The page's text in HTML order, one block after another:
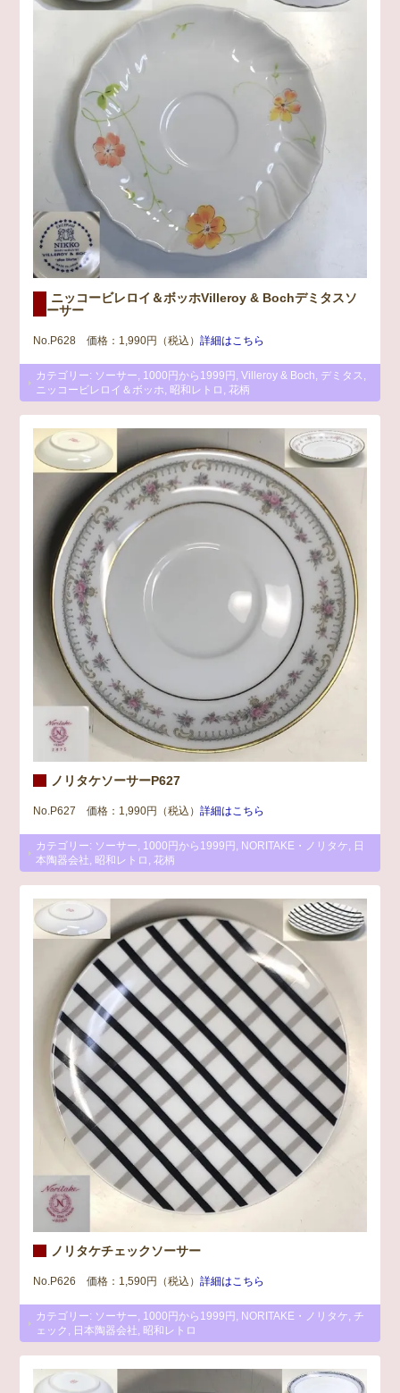
ニッコービレロイ＆ボッホVilleroy & Bochデミタスソ
ーサー
No.P628 価格：1,990円（税込）詳細はこちら
カテゴリー: ソーサー 1000円から1999円 ,Villeroy & Boch デミタス
ニッコービレロイ＆ボッホ
昭和レトロ ,花柄
ノリタケソーサーP627
No.P627 価格：1,990円（税込）詳細はこちら
カテゴリー: ソーサー 1000円から1999円 NORITAKE・ノリタケ
日
本陶器会社
昭和レトロ ,花柄
ノリタケチェックソーサー
No.P626 価格：1,590円（税込）詳細はこちら
カテゴリー: ソーサー, 1000円から1999円 , NORITAKE・ノリタケ, チ
ェック , 日本陶器会社, 昭和レトロ